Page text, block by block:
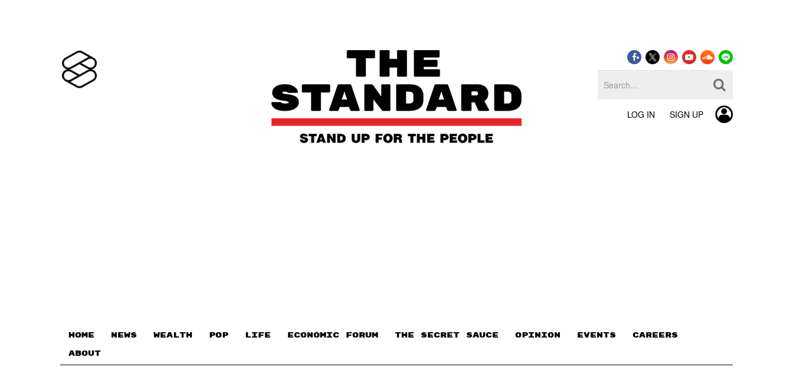
LOG IN SIGN UP
HOME NEWS WEALTH POP LIFE ECONOMIC FORUM THE SECRET SAUCE​ OPINION EVENTS CAREERS
ABOUT